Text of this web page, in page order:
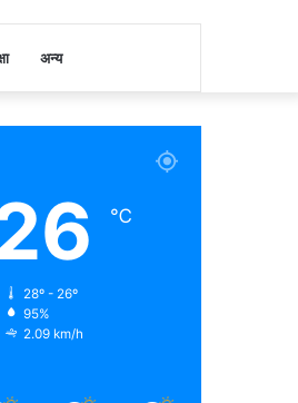
अन्य
℃
28º - 26º
95%
2.09 km/h